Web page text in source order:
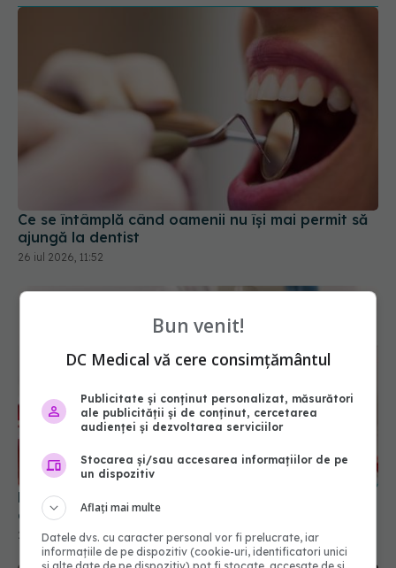
Ce se întâmplă când oamenii nu își mai permit să
ajungă la dentist
26 iul 2026, 11:52
De ce aceeași analiză de sânge poate arăta
diferit vara și iarna
24 iul 2026, 09:50
Bun venit!
DC Medical vă cere consimțământul
Publicitate și conținut personalizat, măsurători
ale publicității și de conținut, cercetarea
audienței și dezvoltarea serviciilor
Stocarea și/sau accesarea informațiilor de pe
un dispozitiv
Aflați mai multe
Datele dvs. cu caracter personal vor fi prelucrate, iar
informațiile de pe dispozitiv (cookie-uri, identificatori unici